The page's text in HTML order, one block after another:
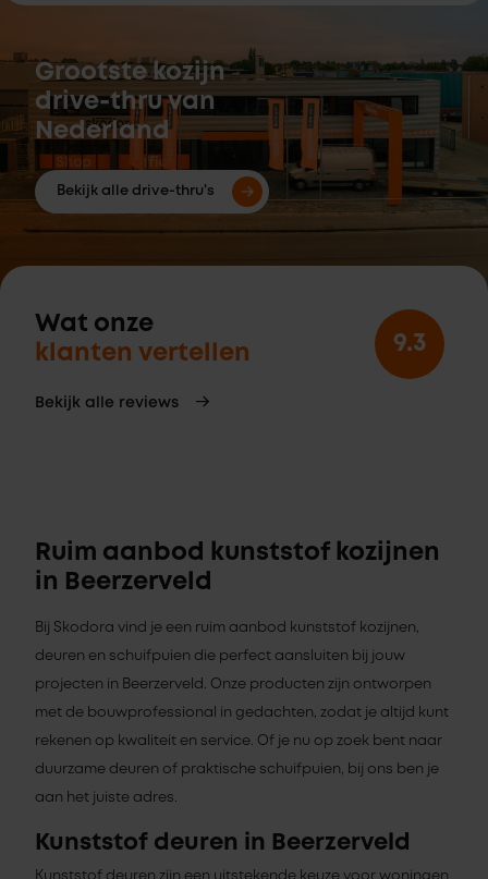
Grootste kozijn
drive-thru van
Nederland
Bekijk alle drive-thru's
Wat onze
klanten vertellen
Bekijk alle reviews
9.3
Ruim aanbod kunststof kozijnen
in Beerzerveld
Bij Skodora vind je een ruim aanbod kunststof kozijnen,
deuren en schuifpuien die perfect aansluiten bij jouw
projecten in Beerzerveld. Onze producten zijn ontworpen
met de bouwprofessional in gedachten, zodat je altijd kunt
rekenen op kwaliteit en service. Of je nu op zoek bent naar
duurzame deuren of praktische schuifpuien, bij ons ben je
aan het juiste adres.
Kunststof deuren in Beerzerveld
Kunststof deuren zijn een uitstekende keuze voor woningen